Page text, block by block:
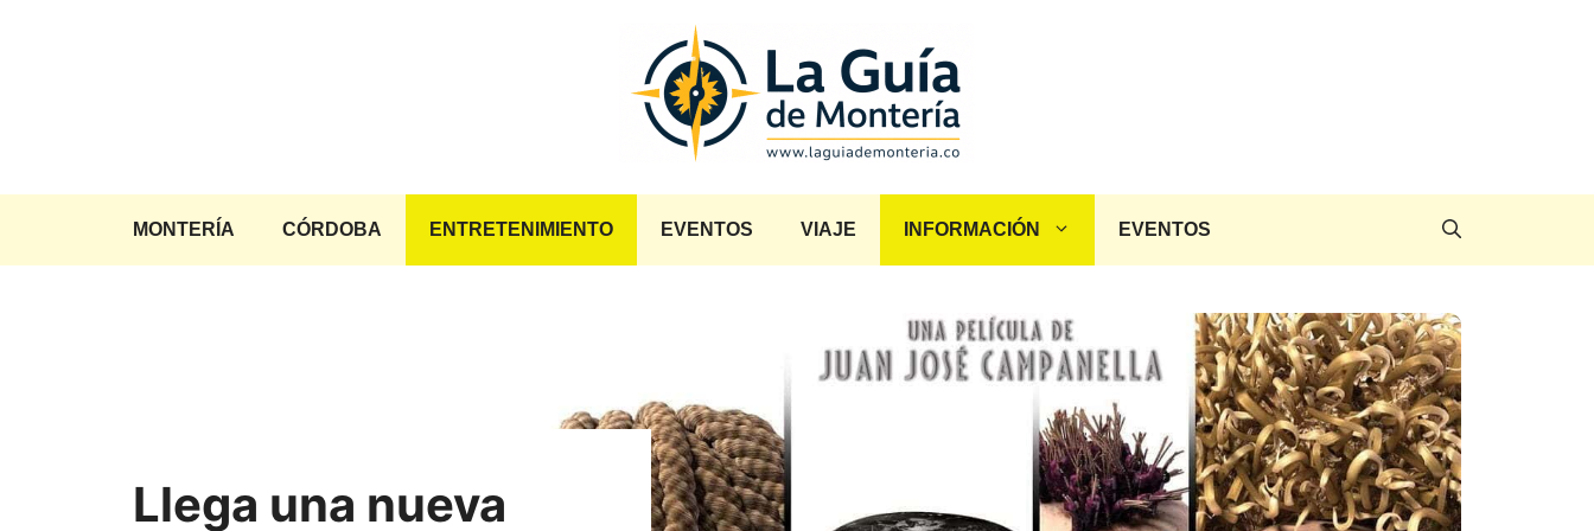
MONTERÍA CÓRDOBA ENTRETENIMIENTO EVENTOS VIAJE INFORMACIÓN EVENTOS
Llega una nueva